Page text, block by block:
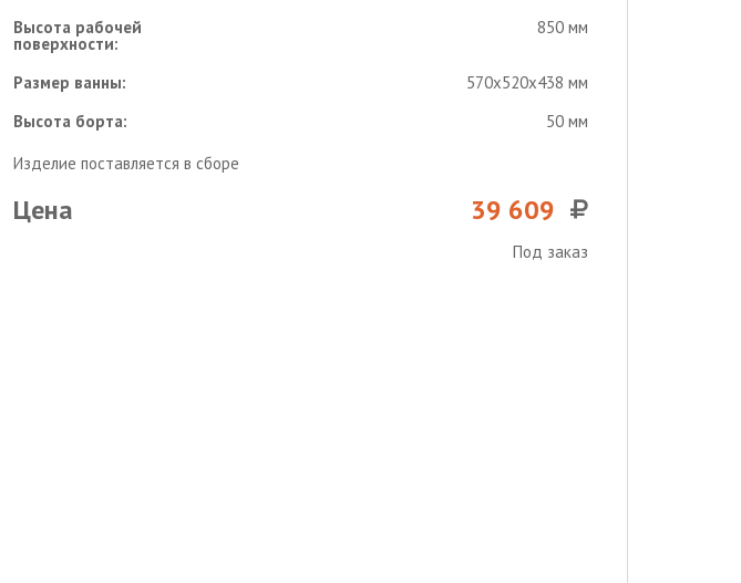
Высота рабочей
поверхности:
850 мм
Размер ванны:
570х520х438 мм
Высота борта:
50 мм
Изделие поставляется в сборе
Цена 39 609
Под заказ